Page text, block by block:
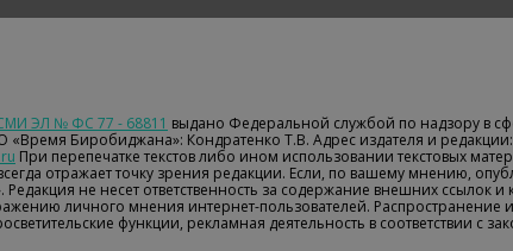
ЭЛ № ФС 77 - 68811 выдано Федеральной службой по надзору в
«Время Биробиджана»: Кондратенко Т.В. Адрес издателя и
При перепечатке текстов либо ином использовании текстовых
отражает точку зрения редакции. Если, по вашему мнению,
не несет ответственность за содержание внешних ссылок
личного мнения интернет-пользователей.
функции, рекламная деятельность в соответствии с